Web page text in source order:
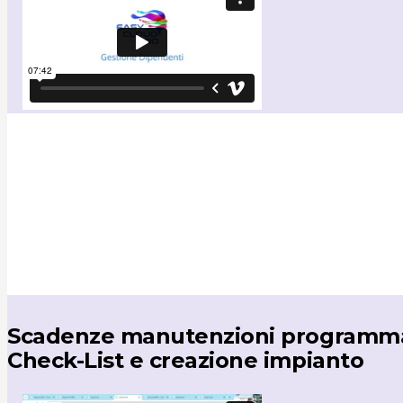
Scadenze manutenzioni
Check-List e creazione impianto